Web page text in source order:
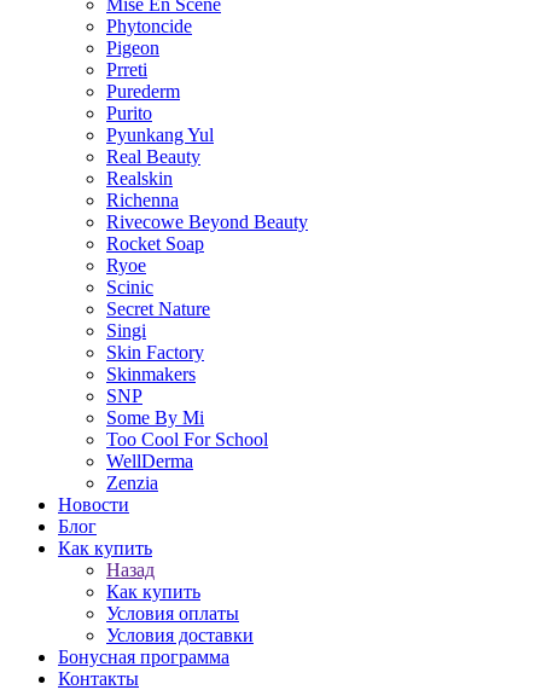
Mise En Scene
Phytoncide
Pigeon
Prreti
Purederm
Purito
Pyunkang Yul
Real Beauty
Realskin
Richenna
Rivecowe Beyond Beauty
Rocket Soap
Ryoe
Scinic
Secret Nature
Singi
Skin Factory
Skinmakers
SNP
Some By Mi
Too Cool For School
WellDerma
Zenzia
Новости
Блог
Как купить
Назад
Как купить
Условия оплаты
Условия доставки
Бонусная программа
Контакты